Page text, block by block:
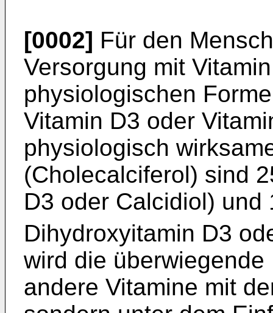
[0002] Für den
Versorgung mit
physiologischen
Vitamin D3 oder
physiologisch
(Cholecalciferol) sind
D3 oder Calcidiol) und
Dihydroxyitamin D3
wird die
andere Vitamine mit